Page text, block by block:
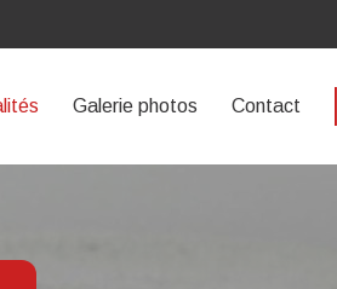
Galerie photos Contact